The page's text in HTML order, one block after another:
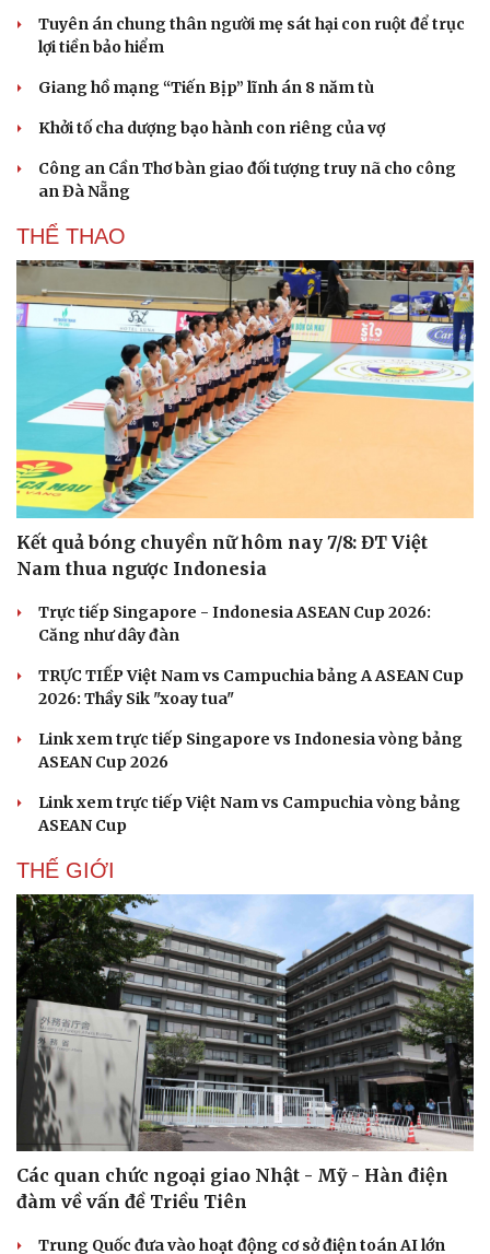
Sân khấu - Điện ảnh
Văn học
Di sản
Nghệ sĩ
Tuyên án chung thân người mẹ sát hại con ruột để trục
lợi tiền bảo hiểm
Giang hồ mạng “Tiến Bịp” lĩnh án 8 năm tù
Khởi tố cha dượng bạo hành con riêng của vợ
Công an Cần Thơ bàn giao đối tượng truy nã cho công
an Đà Nẵng
THỂ THAO
Kết quả bóng chuyền nữ hôm nay 7/8: ĐT Việt
Nam thua ngược Indonesia
Trực tiếp Singapore - Indonesia ASEAN Cup 2026:
Căng như dây đàn
TRỰC TIẾP Việt Nam vs Campuchia bảng A ASEAN Cup
2026: Thầy Sik "xoay tua"
Link xem trực tiếp Singapore vs Indonesia vòng bảng
ASEAN Cup 2026
Link xem trực tiếp Việt Nam vs Campuchia vòng bảng
ASEAN Cup
THẾ GIỚI
Các quan chức ngoại giao Nhật - Mỹ - Hàn điện
đàm về vấn đề Triều Tiên
Trung Quốc đưa vào hoạt động cơ sở điện toán AI lớn